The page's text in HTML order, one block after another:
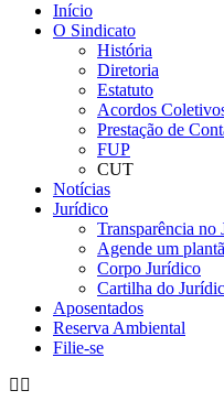
Início
O Sindicato
História
Diretoria
Estatuto
Acordos
Prestação de
FUP
CUT
Notícias
Jurídico
Transparência no
Agende um
Corpo Jurídico
Cartilha do
Aposentados
Reserva Ambiental
Filie-se